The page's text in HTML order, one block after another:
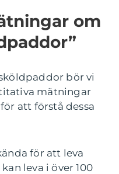
om
bör vi
mätningar
att förstå dessa
för att leva
leva i över 100